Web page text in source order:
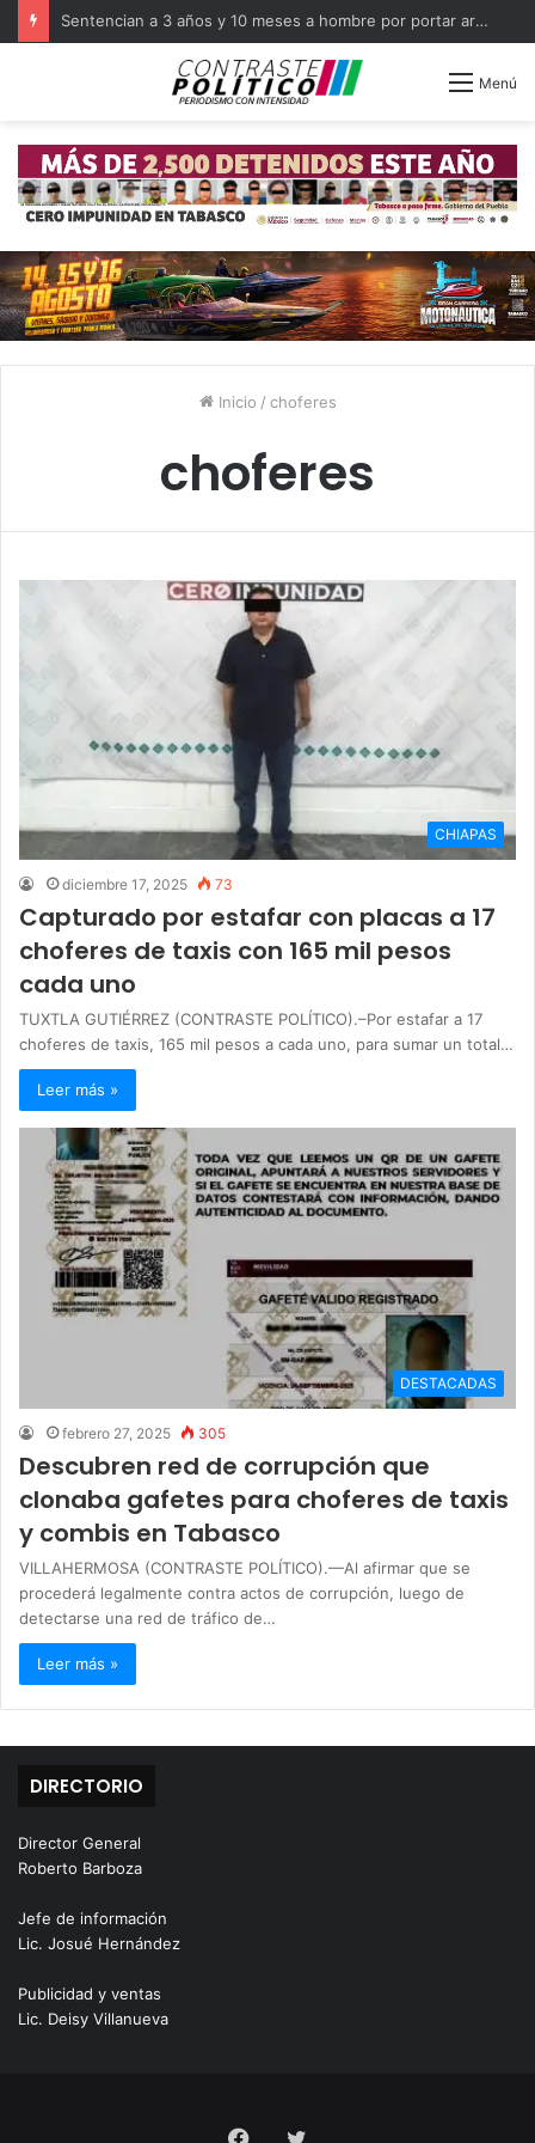
Sentencian a 3 años y 10 meses a hombre por portar arma en Balancán
Menú
Inicio / choferes
choferes
CHIAPAS
diciembre 17, 2025 73
Capturado por estafar con placas a 17
choferes de taxis con 165 mil pesos
cada uno
TUXTLA GUTIÉRREZ (CONTRASTE POLÍTICO).–Por estafar a 17
choferes de taxis, 165 mil pesos a cada uno, para sumar un total…
Leer más »
DESTACADAS
febrero 27, 2025 305
Descubren red de corrupción que
clonaba gafetes para choferes de taxis
y combis en Tabasco
VILLAHERMOSA (CONTRASTE POLÍTICO).—Al afirmar que se
procederá legalmente contra actos de corrupción, luego de
detectarse una red de tráfico de…
Leer más »
DIRECTORIO
Director General
Roberto Barboza
Jefe de información
Lic. Josué Hernández
Publicidad y ventas
Lic. Deisy Villanueva
FacebookTwitter